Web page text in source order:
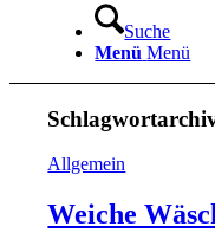
Suche
Menü Menü
Allgemein
Weiche